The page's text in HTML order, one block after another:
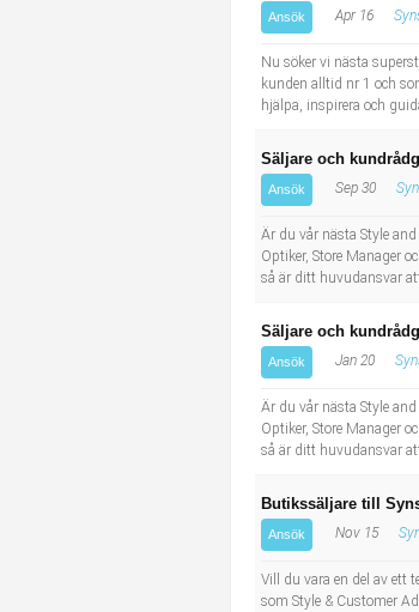
Installation, drift, underhåll
Kropps- och skönhetsvård
Naturvetenskapligt arbete
Sanering och renhållning
Behandlingsassistent/Socialpedagog
Tidningsbud/Tidningsdistributör
Lärare i fritidshem/Fritidspedagog
Taxiförare/Taxichaufför
Läkarsekreterare/Vårdadmin/Medicinsk
Informatör/Kommunikatör
Ansök Apr 16
Nu söker vi nästa
kunden alltid nr 1 och
hjälpa, inspirera och
Säljare och
Ansök Sep 30
Är du vår nästa Style
Optiker, Store Manager
så är ditt huvudansvar
Säljare och
Ansök Jan 20
Är du vår nästa Style
Optiker, Store Manager
så är ditt huvudansvar
Butikssäljare till
Ansök Nov 15
Vill du vara en del av ett
som Style & Customer